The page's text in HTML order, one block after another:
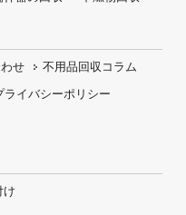
せ
不用品回収コラム
ライバシーポリシー
け